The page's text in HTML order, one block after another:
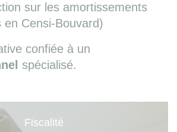
sur les amortissements
en Censi-Bouvard)
confiée à un
spécialisé.
Fiscalité